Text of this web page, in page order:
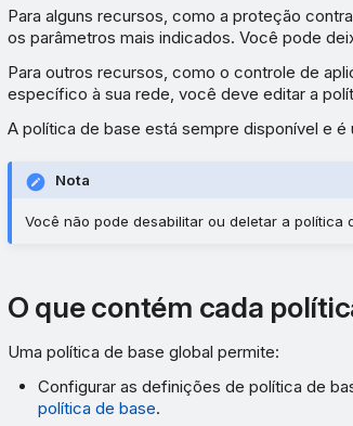
Para alguns recursos, como a proteção
os parâmetros mais indicados. Você pode
Para outros recursos, como o controle de
específico à sua rede, você deve editar a
A política de base está sempre disponível e
Nota
Você não pode desabilitar ou deletar a política
O que contém cada
Uma política de base global permite:
Configurar as definições de política de
política de base.